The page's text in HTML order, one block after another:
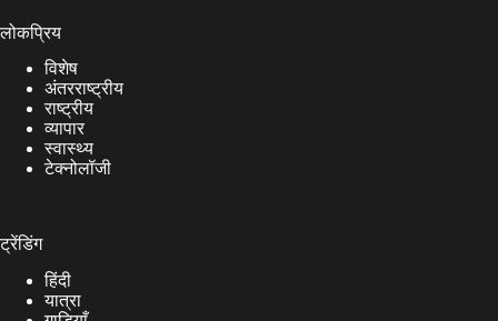
लोकप्रिय
विशेष
अंतरराष्ट्रीय
राष्ट्रीय
व्यापार
स्वास्थ्य
टेक्नोलॉजी
ट्रेंडिंग
हिंदी
यात्रा